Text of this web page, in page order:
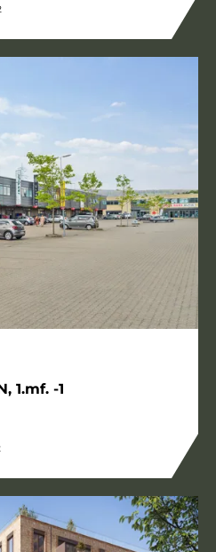
1.mf. -1